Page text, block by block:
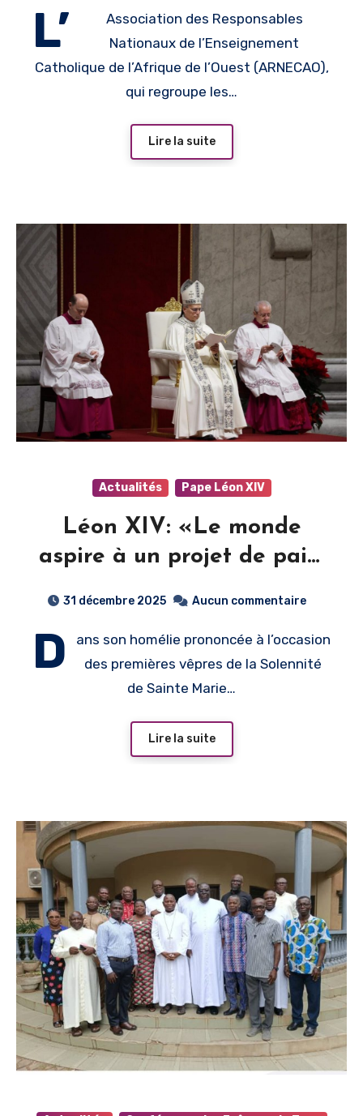
artificielle dans l’éducation
catholique
L’
Association des Responsables
Nationaux de l’Enseignement
Catholique de l’Afrique de l’Ouest (ARNECAO),
qui regroupe les…
Lire la suite
Actualités Pape Léon XIV
Léon XIV: «Le monde
aspire à un projet de paix,
31 décembre 2025 Aucun commentaire
D
ans son homélie prononcée à l’occasion
des premières vêpres de la Solennité
de Sainte Marie…
Lire la suite